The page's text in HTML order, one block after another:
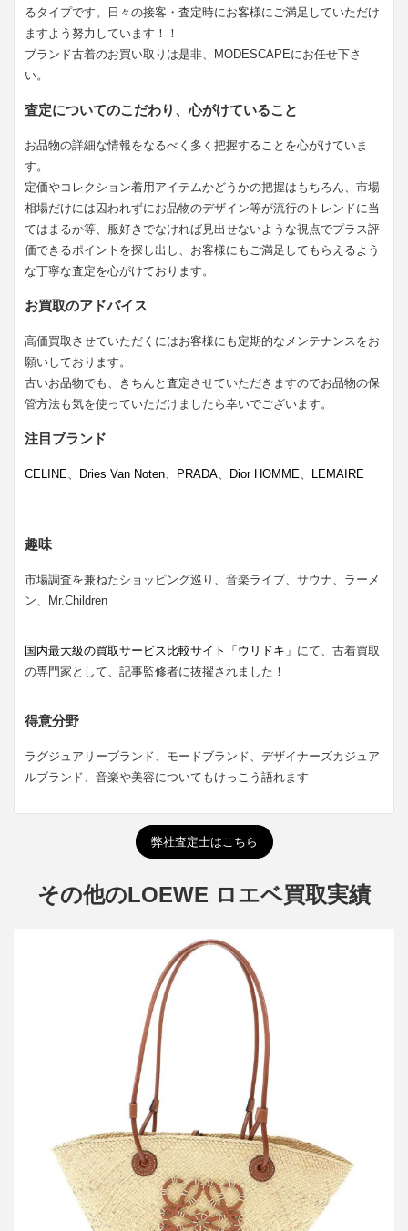
るタイプです。日々の接客・査定時にお客様にご満足していただけ
ますよう努力しています！！
ブランド古着のお買い取りは是非、MODESCAPEにお任せ下さ
い。
査定についてのこだわり、心がけていること
お品物の詳細な情報をなるべく多く把握することを心がけていま
す。
定価やコレクション着用アイテムかどうかの把握はもちろん、市場
相場だけには囚われずにお品物のデザイン等が流行のトレンドに当
てはまるか等、服好きでなければ見出せないような視点でプラス評
価できるポイントを探し出し、お客様にもご満足してもらえるよう
な丁寧な査定を心がけております。
お買取のアドバイス
高価買取させていただくにはお客様にも定期的なメンテナンスをお
願いしております。
古いお品物でも、きちんと査定させていただきますのでお品物の保
管方法も気を使っていただけましたら幸いでございます。
注目ブランド
CELINE、 Dries Van Noten、 PRADA、 Dior HOMME、 LEMAIRE
趣味
市場調査を兼ねたショッピング巡り、音楽ライブ、サウナ、ラーメ
ン、Mr.Children
国内最大級の買取サービス比較サイト「ウリドキ」 にて、古着買取
の専門家として、記事監修者に抜擢されました！
得意分野
ラグジュアリーブランド、モードブランド、デザイナーズカジュア
ルブランド、音楽や美容についてもけっこう語れます
弊社査定士はこちら
その他のLOEWE ロエベ買取実績
ロエベ アナグラム バケットバッグ スモール イラカヤシ&カーフ
買取金額36,000円
詳しく見る